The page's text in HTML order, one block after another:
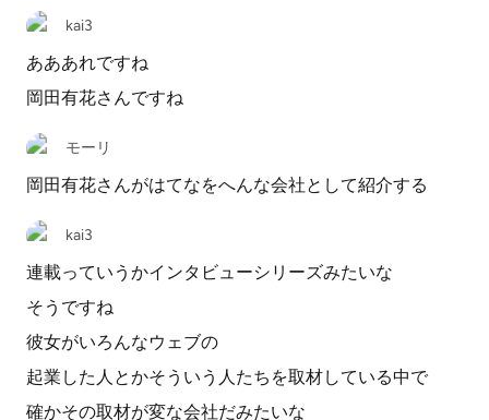
kai3
あああれですね
岡田有花さんですね
モーリ
岡田有花さんがはてなをへんな会社として紹介する
kai3
連載っていうかインタビューシリーズみたいな
そうですね
彼女がいろんなウェブの
起業した人とかそういう人たちを取材している中で
確かその取材が変な会社だみたいな